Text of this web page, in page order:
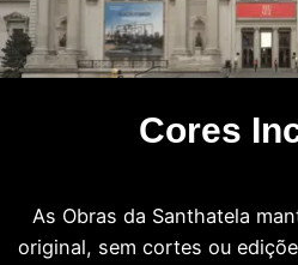
Cores
As Obras da Santhatela
original, sem cortes ou